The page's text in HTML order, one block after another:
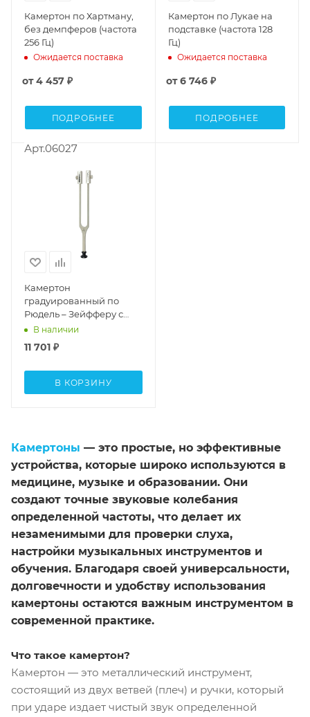
Камертон по Хартману,
без демпферов (частота
256 Гц)
Ожидается поставка
от4 457 ₽
ПОДРОБНЕЕ
Камертон по Лукае на
подставке (частота 128
Гц)
Ожидается поставка
от6 746 ₽
ПОДРОБНЕЕ
Арт.06027
Камертон
градуированный по
Рюдель – Зейфферу с
демпферами (частота
В наличии
11 701 ₽
В КОРЗИНУ
Камертоны — это простые, но эффективные
устройства, которые широко используются в
медицине, музыке и образовании. Они
создают точные звуковые колебания
определенной частоты, что делает их
незаменимыми для проверки слуха,
настройки музыкальных инструментов и
обучения. Благодаря своей универсальности,
долговечности и удобству использования
камертоны остаются важным инструментом в
современной практике.
Что такое камертон?
Камертон — это металлический инструмент,
состоящий из двух ветвей (плеч) и ручки, который
при ударе издает чистый звук определенной